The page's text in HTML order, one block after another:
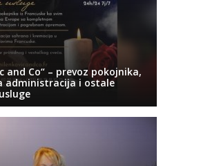
and Co“ – prevoz pokojnika,
administracija i ostale